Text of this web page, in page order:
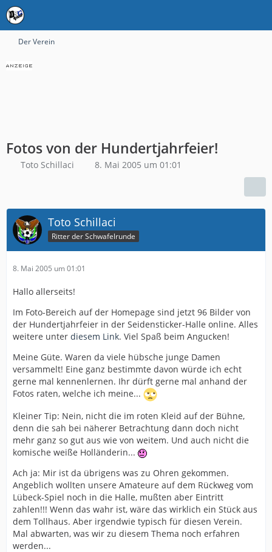
Der Verein
Fotos von der Hundertjahrfeier!
Toto Schillaci 8. Mai 2005 um 01:01
Toto Schillaci
Ritter der Schwafelrunde
8. Mai 2005 um 01:01
Hallo allerseits!
Im Foto-Bereich auf der Homepage sind jetzt 96 Bilder von
der Hundertjahrfeier in der Seidensticker-Halle online. Alles
weitere unter diesem Link. Viel Spaß beim Angucken!
Meine Güte. Waren da viele hübsche junge Damen
versammelt! Eine ganz bestimmte davon würde ich echt
gerne mal kennenlernen. Ihr dürft gerne mal anhand der
Fotos raten, welche ich meine...
Kleiner Tip: Nein, nicht die im roten Kleid auf der Bühne,
denn die sah bei näherer Betrachtung dann doch nicht
mehr ganz so gut aus wie von weitem. Und auch nicht die
komische weiße Holländerin...
Ach ja: Mir ist da übrigens was zu Ohren gekommen.
Angeblich wollten unsere Amateure auf dem Rückweg vom
Lübeck-Spiel noch in die Halle, mußten aber Eintritt
zahlen!!! Wenn das wahr ist, wäre das wirklich ein Stück aus
dem Tollhaus. Aber irgendwie typisch für diesen Verein.
Mal abwarten, was wir zu diesem Thema noch erfahren
werden...